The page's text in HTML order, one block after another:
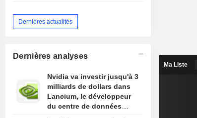
Dernières actualités
Dernières analyses
Nvidia va investir jusqu'à 3
milliards de dollars dans
Lancium, le développeur
du centre de données
Ma Liste